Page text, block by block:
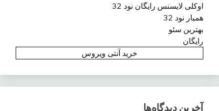
اوکلی لایسنس رایگان نود 32
همیار نود 32
بهترین سئو
رایگان
خرید آنتی ویروس
آخرین دیدگاه‌ها